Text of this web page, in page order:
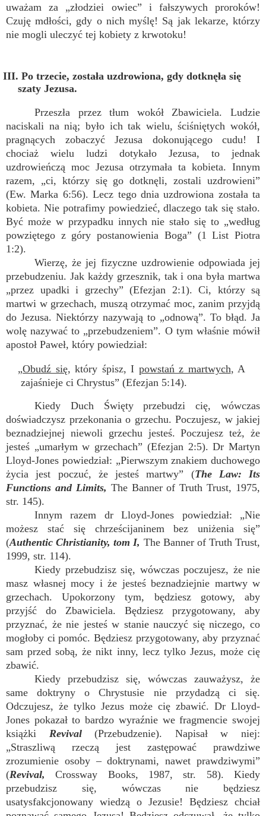
uważam za „złodziei owiec” i fałszywych proroków!
Czuję mdłości, gdy o nich myślę! Są jak lekarze, którzy
nie mogli uleczyć tej kobiety z krwotoku!
III. Po trzecie, została uzdrowiona, gdy dotknęła się
szaty Jezusa.
Przeszła przez tłum wokół Zbawiciela. Ludzie
naciskali na nią; było ich tak wielu, ściśniętych wokół,
pragnących zobaczyć Jezusa dokonującego cudu! I
chociaż wielu ludzi dotykało Jezusa, to jednak
uzdrowieńczą moc Jezusa otrzymała ta kobieta. Innym
razem, „ci, którzy się go dotknęli, zostali uzdrowieni”
(Ew. Marka 6:56). Lecz tego dnia uzdrowiona została ta
kobieta. Nie potrafimy powiedzieć, dlaczego tak się stało.
Być może w przypadku innych nie stało się to „według
powziętego z góry postanowienia Boga” (1 List Piotra
1:2).
Wierzę, że jej fizyczne uzdrowienie odpowiada jej
przebudzeniu. Jak każdy grzesznik, tak i ona była martwa
„przez upadki i grzechy” (Efezjan 2:1). Ci, którzy są
martwi w grzechach, muszą otrzymać moc, zanim przyjdą
do Jezusa. Niektórzy nazywają to „odnową”. To błąd. Ja
wolę nazywać to „przebudzeniem”. O tym właśnie mówił
apostoł Paweł, który powiedział:
„Obudź się, który śpisz, I powstań z martwych, A
zajaśnieje ci Chrystus” (Efezjan 5:14).
Kiedy Duch Święty przebudzi cię, wówczas
doświadczysz przekonania o grzechu. Poczujesz, w jakiej
beznadziejnej niewoli grzechu jesteś. Poczujesz też, że
jesteś „umarłym w grzechach” (Efezjan 2:5). Dr Martyn
Lloyd-Jones powiedział: „Pierwszym znakiem duchowego
życia jest poczuć, że jesteś martwy” (The Law: Its
Functions and Limits, The Banner of Truth Trust, 1975,
str. 145).
Innym razem dr Lloyd-Jones powiedział: „Nie
możesz stać się chrześcijaninem bez uniżenia się”
(Authentic Christianity, tom I, The Banner of Truth Trust,
1999, str. 114).
Kiedy przebudzisz się, wówczas poczujesz, że nie
masz własnej mocy i że jesteś beznadziejnie martwy w
grzechach. Upokorzony tym, będziesz gotowy, aby
przyjść do Zbawiciela. Będziesz przygotowany, aby
przyznać, że nie jesteś w stanie nauczyć się niczego, co
mogłoby ci pomóc. Będziesz przygotowany, aby przyznać
sam przed sobą, że nikt inny, lecz tylko Jezus, może cię
zbawić.
Kiedy przebudzisz się, wówczas zauważysz, że
same doktryny o Chrystusie nie przydadzą ci się.
Odczujesz, że tylko Jezus może cię zbawić. Dr Lloyd-
Jones pokazał to bardzo wyraźnie we fragmencie swojej
książki Revival(Przebudzenie). Napisał w niej:
„Straszliwą rzeczą jest zastępować prawdziwe
zrozumienie osoby – doktrynami, nawet prawdziwymi”
(Revival, Crossway Books, 1987, str. 58). Kiedy
przebudzisz się, wówczas nie będziesz
usatysfakcjonowany wiedzą o Jezusie! Będziesz chciał